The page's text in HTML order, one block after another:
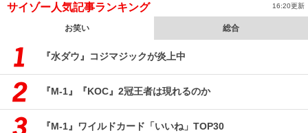
サイゾー人気記事ランキング 16:20更新
お笑い 総合
『水ダウ』コジマジックが炎上中
『M-1』『KOC』2冠王者は現れるのか
『M-1』ワイルドカード「いいね」TOP30